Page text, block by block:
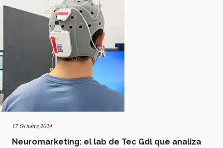
17 Octubre 2024
Neuromarketing: el lab de Tec Gdl que analiza